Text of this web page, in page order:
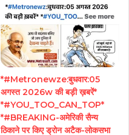
*#Metronewze:बुधवार:05
अगस्त 2026w की बड़ी ख़बरें*
*#YOU_TOO_CAN_TOP*
*#BREAKING-अमेरिकी सैन्य
ठिकाने पर किए ड्रोन अटैक-लोकसभा